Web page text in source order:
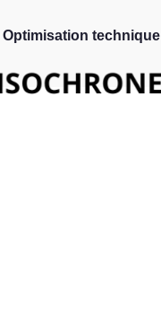
Optimisation technique